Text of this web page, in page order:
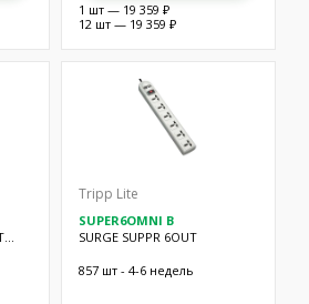
1 шт — 19 359 ₽
12 шт — 19 359 ₽
Tripp Lite
SUPER6OMNI B
SURGE SUPPR 6OUT
857 шт - 4-6 недель